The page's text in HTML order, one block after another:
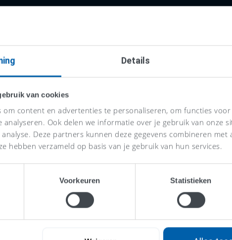
Details
van cookies
om content en advertenties te personaliseren, om functies
analyseren. Ook delen we informatie over je gebruik van onze
Deze partners kunnen deze gegevens combineren
hebben verzameld op basis van je gebruik van hun services.
Voorkeuren Statistieken
Eén